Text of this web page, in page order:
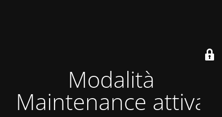
Modalità
Maintenance attiva